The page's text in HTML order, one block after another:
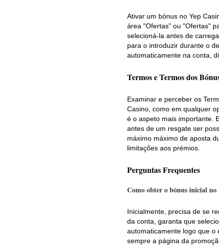
Ativar um bónus no Yep
área "Ofertas" ou "Ofertas"
selecioná-la antes de
para o introduzir durante o
automaticamente na conta,
Termos e Termos dos
Examinar e perceber os
Casino, como em qualquer
é o aspeto mais importante.
antes de um resgate ser
máximo máximo de aposta
limitações aos prémios.
Perguntas Frequentes
Como obter o bónus inicial no
Inicialmente, precisa de se
da conta, garanta que
automaticamente logo que o
sempre a página da